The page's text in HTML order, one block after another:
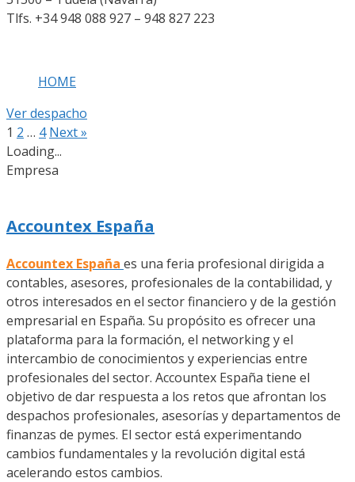
Tlfs. +34 948 088 927 – 948 827 223
HOME
Ver despacho
1 2 … 4 Next »
Loading...
Empresa
Accountex España
Accountex España es una feria profesional dirigida a
contables, asesores, profesionales de la contabilidad, y
otros interesados en el sector financiero y de la gestión
empresarial en España. Su propósito es ofrecer una
plataforma para la formación, el networking y el
intercambio de conocimientos y experiencias entre
profesionales del sector. Accountex España tiene el
objetivo de dar respuesta a los retos que afrontan los
despachos profesionales, asesorías y departamentos de
finanzas de pymes. El sector está experimentando
cambios fundamentales y la revolución digital está
acelerando estos cambios.